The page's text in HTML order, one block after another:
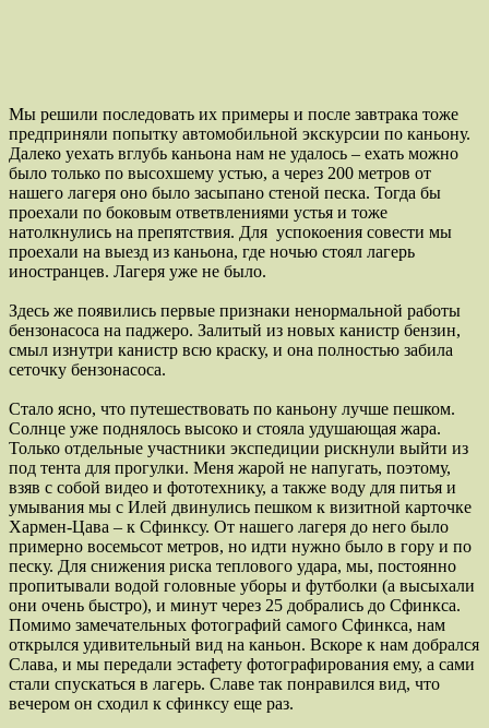
Мы решили последовать их примеры и после завтрака тоже
предприняли попытку автомобильной экскурсии по каньону.
Далеко уехать вглубь каньона нам не удалось – ехать можно
было только по высохшему устью, а через 200 метров от
нашего лагеря оно было засыпано стеной песка. Тогда бы
проехали по боковым ответвлениями устья и тоже
натолкнулись на препятствия. Для успокоения совести мы
проехали на выезд из каньона, где ночью стоял лагерь
иностранцев. Лагеря уже не было.
Здесь же появились первые признаки ненормальной работы
бензонасоса на паджеро. Залитый из новых канистр бензин,
смыл изнутри канистр всю краску, и она полностью забила
сеточку бензонасоса.
Стало ясно, что путешествовать по каньону лучше пешком.
Солнце уже поднялось высоко и стояла удушающая жара.
Только отдельные участники экспедиции рискнули выйти из
под тента для прогулки. Меня жарой не напугать, поэтому,
взяв с собой видео и фототехнику, а также воду для питья и
умывания мы с Илей двинулись пешком к визитной карточке
Хармен-Цава – к Сфинксу. От нашего лагеря до него было
примерно восемьсот метров, но идти нужно было в гору и по
песку. Для снижения риска теплового удара, мы, постоянно
пропитывали водой головные уборы и футболки (а высыхали
они очень быстро), и минут через 25 добрались до Сфинкса.
Помимо замечательных фотографий самого Сфинкса, нам
открылся удивительный вид на каньон. Вскоре к нам добрался
Слава, и мы передали эстафету фотографирования ему, а сами
стали спускаться в лагерь. Славе так понравился вид, что
вечером он сходил к сфинксу еще раз.